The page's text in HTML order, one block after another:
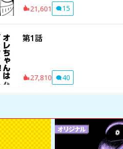
21,601 15
第1話
27,810 40